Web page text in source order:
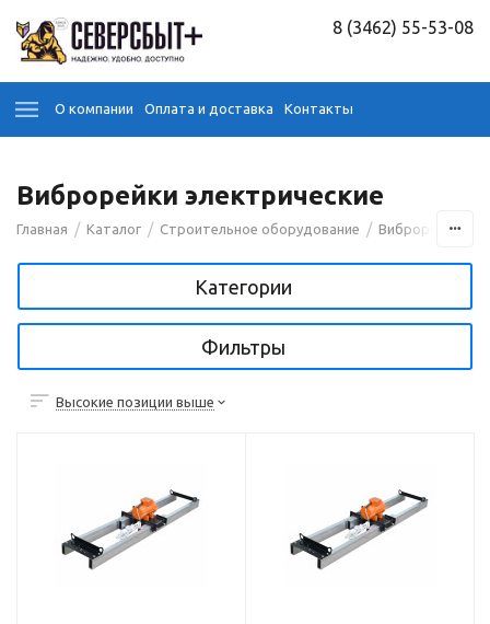
8 (3462) 55-53-08
О компании Оплата и доставка Контакты
Виброрейки электрические
Главная / Каталог / Строительное оборудование / Виброрейки
Категории
Фильтры
Высокие позиции выше